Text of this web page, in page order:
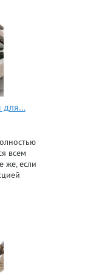
всем
же, если
то есть